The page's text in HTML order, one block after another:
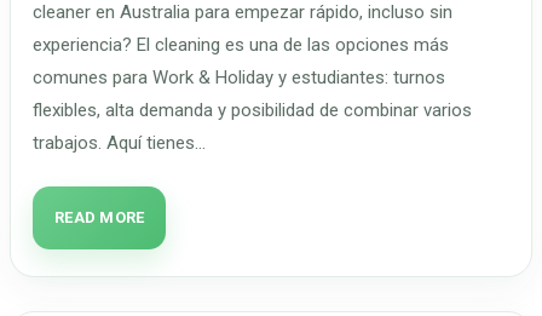
cleaner en Australia para empezar rápido, incluso sin
experiencia? El cleaning es una de las opciones más
comunes para Work & Holiday y estudiantes: turnos
flexibles, alta demanda y posibilidad de combinar varios
trabajos. Aquí tienes…
READ MORE